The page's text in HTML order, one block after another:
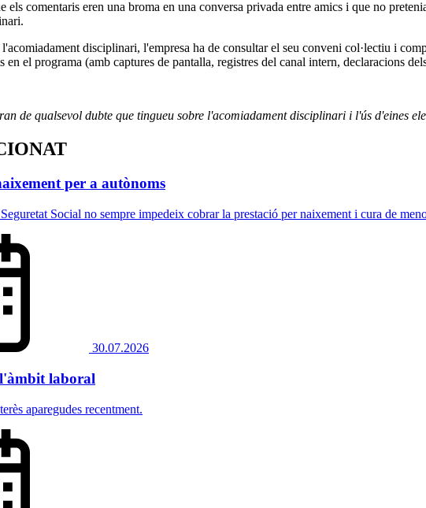
els comentaris eren una broma en una conversa privada entre amics i que no
disciplinari, l'empresa ha de consultar el seu conveni col·lectiu i
en el programa (amb captures de pantalla, registres del canal intern, declaracions
de qualsevol dubte que tingueu sobre l'acomiadament disciplinari i l'ús d'eines
per a autònoms
Social no sempre impedeix cobrar la prestació per naixement i cura de
30.07.2026
l'àmbit laboral
aparegudes recentment.